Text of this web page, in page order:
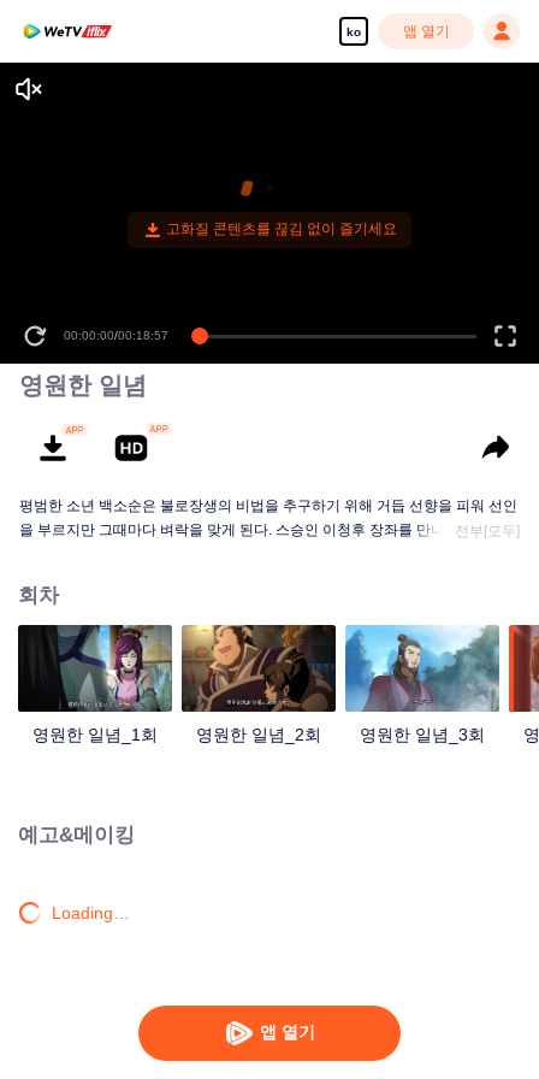
ko 앱 열기
앱 열기
고화질 콘텐츠를 끊김 없이 즐기세요
00:00:00/00:18:57
영원한 일념
평범한 소년 백소순은 불로장생의 비법을 추구하기 위해 거듭 선향을 피워 선인
을 부르지만 그때마다 벼락을 맞게 된다. 스승인 이청후 장좌를 만나고 나서야...
전부[모두]
회차
영원한 일념_1회 영원한 일념_2회 영원한 일념_3회
예고&메이킹
Loading…